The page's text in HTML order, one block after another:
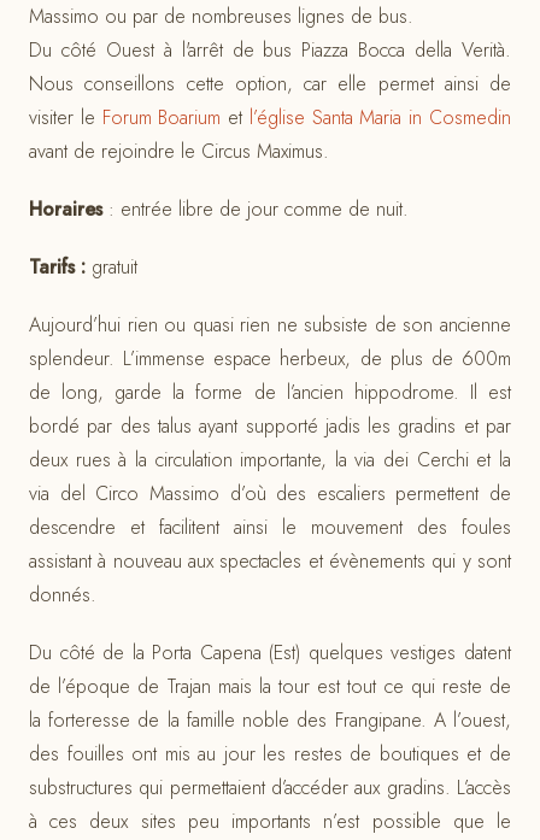
Massimo ou par de nombreuses lignes de bus.
Du côté Ouest à l'arrêt de bus Piazza Bocca della Verità.
Nous conseillons cette option, car elle permet ainsi de
visiter le Forum Boarium et l’église Santa Maria in Cosmedin
avant de rejoindre le Circus Maximus.
Horaires: entrée libre de jour comme de nuit.
Tarifs : gratuit
Aujourd’hui rien ou quasi rien ne subsiste de son ancienne
splendeur. L’immense espace herbeux, de plus de 600m
de long, garde la forme de l’ancien hippodrome. Il est
bordé par des talus ayant supporté jadis les gradins et par
deux rues à la circulation importante, la via dei Cerchi et la
via del Circo Massimo d’où des escaliers permettent de
descendre et facilitent ainsi le mouvement des foules
assistant à nouveau aux spectacles et évènements qui y sont
donnés.
Du côté de la Porta Capena (Est) quelques vestiges datent
de l’époque de Trajan mais la tour est tout ce qui reste de
la forteresse de la famille noble des Frangipane. A l’ouest,
des fouilles ont mis au jour les restes de boutiques et de
substructures qui permettaient d’accéder aux gradins. L’accès
à ces deux sites peu importants n’est possible que le